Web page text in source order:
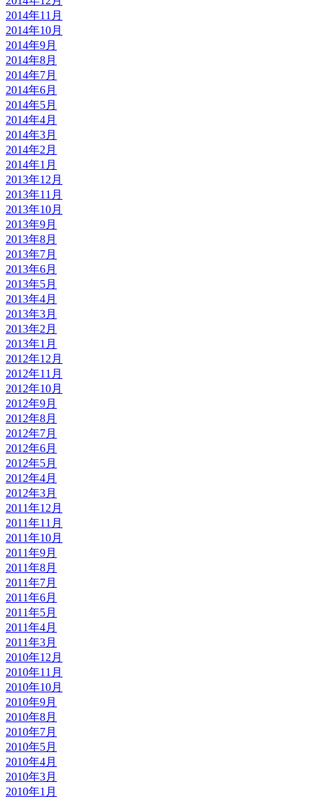
2014年11月
2014年10月
2014年9月
2014年8月
2014年7月
2014年6月
2014年5月
2014年4月
2014年3月
2014年2月
2014年1月
2013年12月
2013年11月
2013年10月
2013年9月
2013年8月
2013年7月
2013年6月
2013年5月
2013年4月
2013年3月
2013年2月
2013年1月
2012年12月
2012年11月
2012年10月
2012年9月
2012年8月
2012年7月
2012年6月
2012年5月
2012年4月
2012年3月
2011年12月
2011年11月
2011年10月
2011年9月
2011年8月
2011年7月
2011年6月
2011年5月
2011年4月
2011年3月
2010年12月
2010年11月
2010年10月
2010年9月
2010年8月
2010年7月
2010年5月
2010年4月
2010年3月
2010年1月